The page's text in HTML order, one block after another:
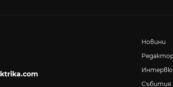
Новини
Събития